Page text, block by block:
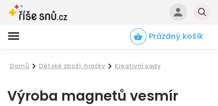
Prázdný košík
Domů
/
Dětské zboží, hračky
/
Kreativní sady
Výroba magnetů vesmír